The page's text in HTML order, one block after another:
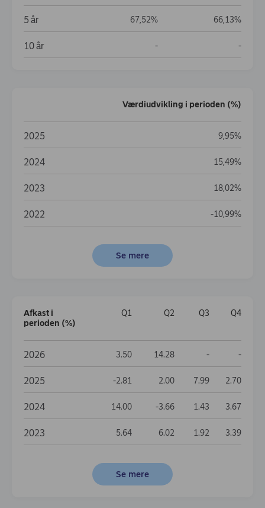
5 år 67,52% 66,13%
10 år Data not available
- Data
-
Værdiudvikling i perioden (%)
2025 9,95%
2024 15,49%
2023 18,02%
2022 -10,99%
Se mere
Afkast i
perioden (%)
Q1 Q2 Q3 Q4
2026 3.50 14.28 Data not
- Data
-
2025 -2.81 2.00 7.99 2.70
2024 14.00 -3.66 1.43 3.67
2023 5.64 6.02 1.92 3.39
Se mere